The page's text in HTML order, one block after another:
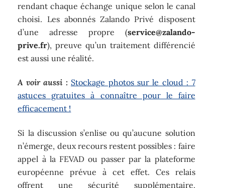
rendant chaque échange unique selon le canal
choisi. Les abonnés Zalando Privé disposent
d’une adresse propre (service@zalando-
prive.fr), preuve qu’un traitement différencié
est aussi une réalité.
A voir aussi : Stockage photos sur le cloud : 7
astuces gratuites à connaître pour le faire
efficacement !
Si la discussion s’enlise ou qu’aucune solution
n’émerge, deux recours restent possibles : faire
appel à la FEVAD ou passer par la plateforme
européenne prévue à cet effet. Ces relais
offrent une sécurité supplémentaire,